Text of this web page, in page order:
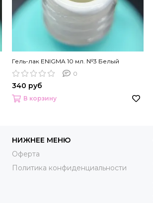
Гель-лак ENIGMA 10 мл. №3 Белый
0
340 руб
В корзину
НИЖНЕЕ МЕНЮ
Оферта
Политика конфиденциальности